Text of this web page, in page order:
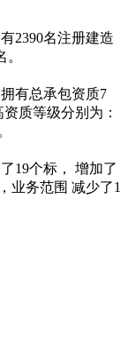
2390名注册建造
有总承包资质7
质等级分别为：
19个标， 增加了
业务范围 减少了1